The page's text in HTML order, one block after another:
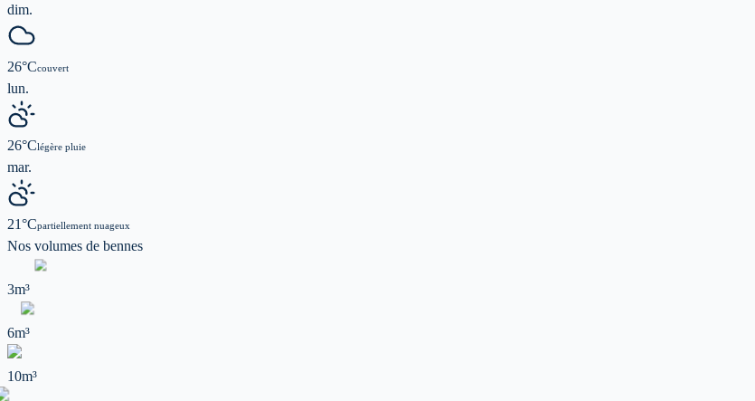
dim.
26°Ccouvert
lun.
26°Clégère pluie
mar.
21°Cpartiellement nuageux
Nos volumes de bennes
3m³
6m³
10m³